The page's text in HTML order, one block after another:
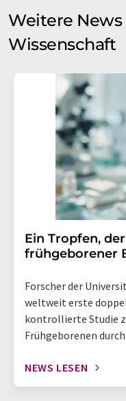
Weitere News
Wissenschaft
Ein Tropfen,
frühgeborener
Forscher der
weltweit erste
kontrollierte Studie
Frühgeborenen durch
NEWS LESEN